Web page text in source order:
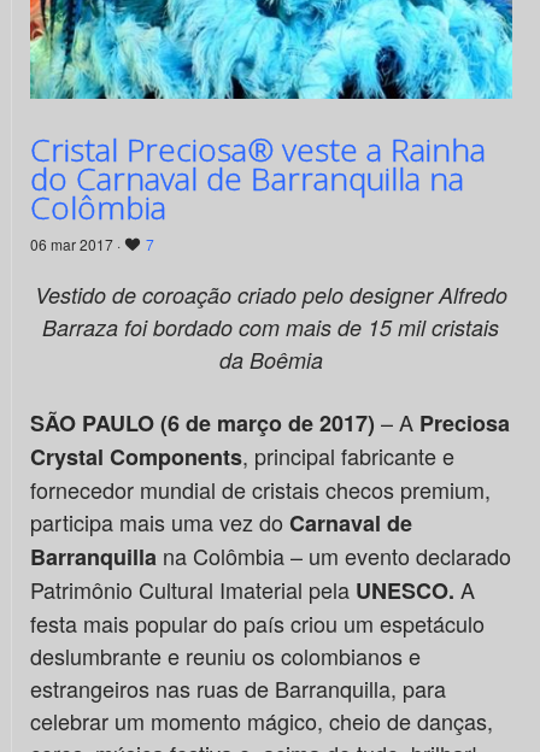
Cristal Preciosa® veste a Rainha
do Carnaval de Barranquilla na
Colômbia
06 mar 2017 · 7
Vestido de coroação criado pelo designer Alfredo
Barraza foi bordado com mais de 15 mil cristais
da Boêmia
SÃO PAULO (6 de março de 2017) – A Preciosa
Crystal Components, principal fabricante e
fornecedor mundial de cristais checos premium,
participa mais uma vez do Carnaval de
Barranquilla na Colômbia – um evento declarado
Patrimônio Cultural Imaterial pela UNESCO. A
festa mais popular do país criou um espetáculo
deslumbrante e reuniu os colombianos e
estrangeiros nas ruas de Barranquilla, para
celebrar um momento mágico, cheio de danças,